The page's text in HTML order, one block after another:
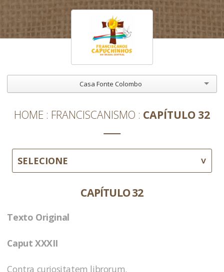
Casa Fonte Colombo
HOME FRANCISCANISMO CAPÍTULO 32
SELECIONE
CAPÍTULO 32
Texto Original
Caput XXXII
Contra curiositatem librorum.